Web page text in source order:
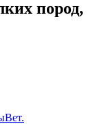
пород,
Вет.